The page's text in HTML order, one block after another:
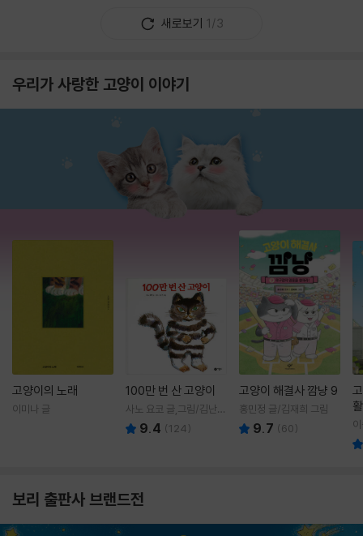
새로보기 1/3
우리가 사랑한 고양이 이야기
고양이의 노래
이미나 글
100만 번 산 고양이
사노 요코 글,그림/김난주
역 9.4 (124)
고양이 해결사 깜냥 9
홍민정 글/김재희 그림
9.7 (60)
보리 출판사 브랜드전